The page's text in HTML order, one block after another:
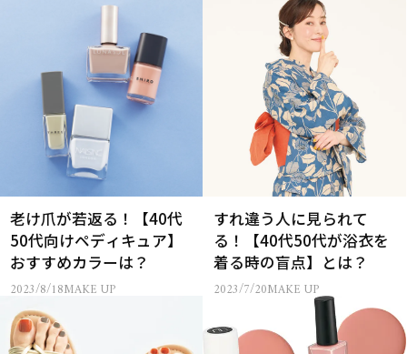
老け爪が若返る！【40代
50代向けペディキュア】
おすすめカラーは？
2023/8/18MAKE UP
すれ違う人に見られて
る！【40代50代が浴衣を
着る時の盲点】とは？
2023/7/20MAKE UP